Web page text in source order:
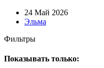
24 Май 2026
Эльма
Фильтры
Показывать только: